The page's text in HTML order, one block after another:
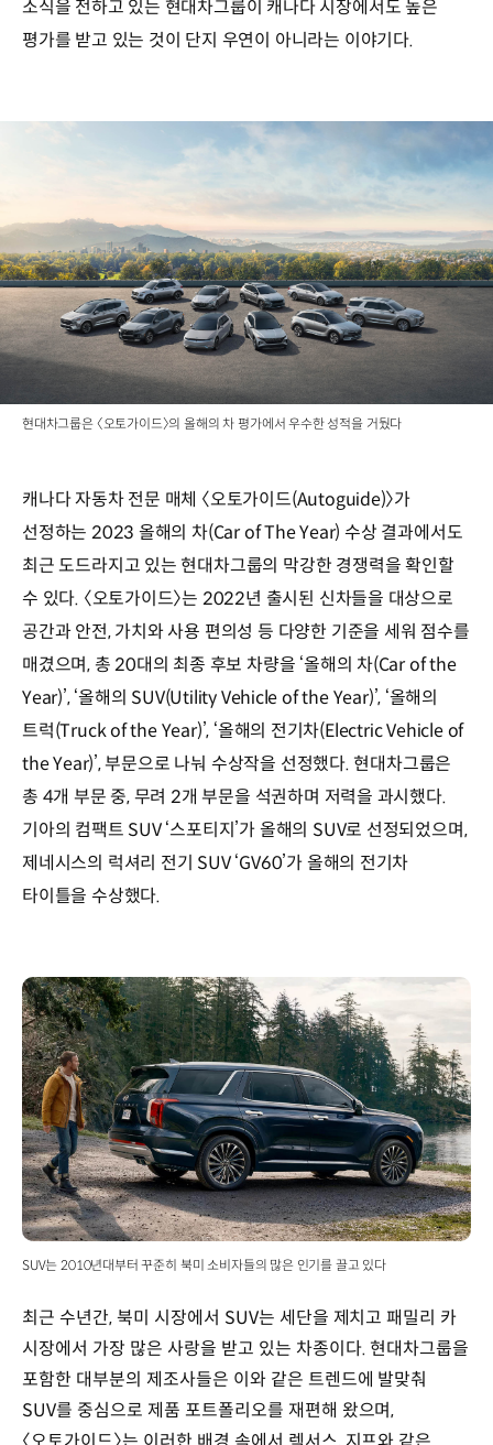
소식을 전하고 있는 현대차그룹이 캐나다 시장에서도 높은
평가를 받고 있는 것이 단지 우연이 아니라는 이야기다.
현대차그룹은 〈오토가이드〉의 올해의 차 평가에서 우수한 성적을 거뒀다
캐나다 자동차 전문 매체 〈오토가이드(Autoguide)〉가
선정하는 2023 올해의 차(Car of The Year) 수상 결과에서도
최근 도드라지고 있는 현대차그룹의 막강한 경쟁력을 확인할
수 있다. 〈오토가이드〉는 2022년 출시된 신차들을 대상으로
공간과 안전, 가치와 사용 편의성 등 다양한 기준을 세워 점수를
매겼으며, 총 20대의 최종 후보 차량을 ‘올해의 차(Car of the
Year)’, ‘올해의 SUV(Utility Vehicle of the Year)’, ‘올해의
트럭(Truck of the Year)’, ‘올해의 전기차(Electric Vehicle of
the Year)’, 부문으로 나눠 수상작을 선정했다. 현대차그룹은
총 4개 부문 중, 무려 2개 부문을 석권하며 저력을 과시했다.
기아의 컴팩트 SUV ‘스포티지’가 올해의 SUV로 선정되었으며,
제네시스의 럭셔리 전기 SUV ‘GV60’가 올해의 전기차
타이틀을 수상했다.
SUV는 2010년대부터 꾸준히 북미 소비자들의 많은 인기를 끌고 있다
최근 수년간, 북미 시장에서 SUV는 세단을 제치고 패밀리 카
시장에서 가장 많은 사랑을 받고 있는 차종이다. 현대차그룹을
포함한 대부분의 제조사들은 이와 같은 트렌드에 발맞춰
SUV를 중심으로 제품 포트폴리오를 재편해 왔으며,